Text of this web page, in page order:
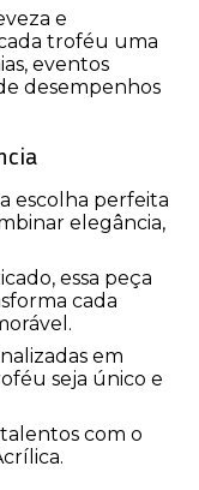
e
troféu uma
eventos
desempenhos
escolha perfeita
elegância,
essa peça
cada
em
seja único e
com o